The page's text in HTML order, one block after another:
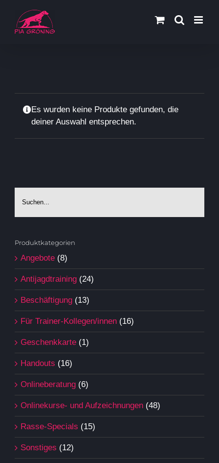
Inhalt
springen
Es wurden keine Produkte gefunden, die
deiner Auswahl entsprechen.
Produktkategorien
Angebote (8)
Antijagdtraining (24)
Beschäftigung (13)
Für Trainer-Kollegen/innen (16)
Geschenkkarte (1)
Handouts (16)
Onlineberatung (6)
Onlinekurse- und Aufzeichnungen (48)
Rasse-Specials (15)
Sonstiges (12)